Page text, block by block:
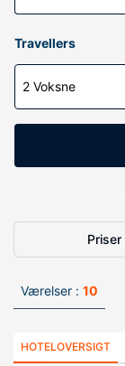
Travellers
2 Voksne
Priser
Værelser : 10
HOTELOVERSIGT